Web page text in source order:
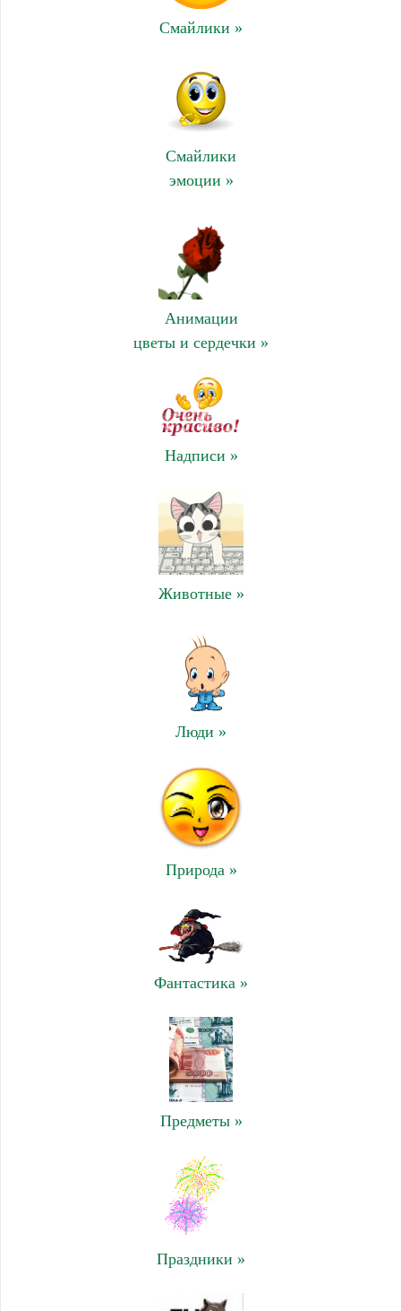
Смайлики »
Смайлики
эмоции »
Анимации
цветы и сердечки »
Надписи »
Животные »
Люди »
Природа »
Фантастика »
Предметы »
Праздники »